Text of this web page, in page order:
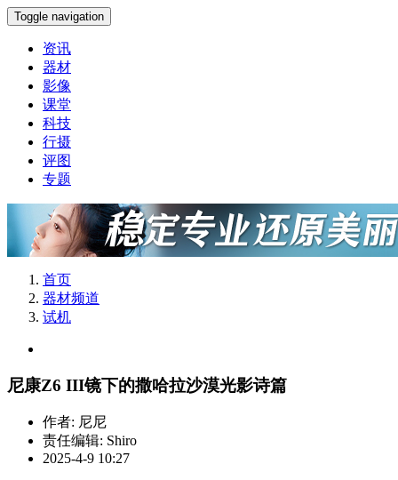
Toggle navigation
资讯
器材
影像
课堂
科技
行摄
评图
专题
首页
器材频道
试机
尼康Z6 III镜下的撒哈拉沙漠光影诗篇
作者: 尼尼
责任编辑: Shiro
2025-4-9 10:27